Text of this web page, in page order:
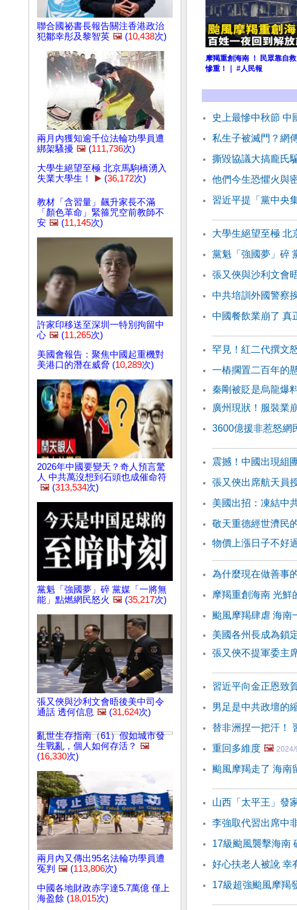
聯合國祕書長報告關注香港政治
犯鄒幸彤及黎智英 🖼️ (10,438次)
兩月內獲知逾千位法輪功學員遭
綁架騷擾 🖼️ (111,736次)
大學生絕望至極 北京馬駒橋湧入
失業大學生！
▶️ (36,172次)
教材「含習量」飆升家長不滿
「顏色革命」緊箍咒空前教師不
安 🖼️ (11,145次)
許家印移送至深圳一特別拘留中
心 🖼️ (11,265次)
美國會報告：聚焦中國起重機對
美港口的潛在威脅 (10,289次)
2026年中國要變天？奇人預言驚
人 中共萬沒想到石頭也成催命符
🖼️ (313,534次)
黨魁「強國夢」碎 黨媒「一將無
能」點燃網民怒火 🖼️ (35,217次)
張又俠與沙利文會晤後美中司令
通話 透何信息 🖼️ (31,624次)
亂世生存指南（61）假如城市發
生戰亂，個人如何存活？ 🖼️
(16,330次)
兩月內又傳出95名法輪功學員遭
冤判 🖼️ (113,806次)
中國各地財政赤字達5.7萬億 僅上
海盈餘 (18,015次)
摩羯重創海南 ！ 民眾靠自
慘重！｜ #人民報
史上最慘中秋節 中
私生子被滅門？網
撕毀協議大搞龐氏
他們今生恐懼火與
習近平提「黨中央
大學生絕望至極 北
黨魁「強國夢」碎
張又俠與沙利文會
中共培訓外國警察
中國餐飲業崩了 真
罕見！紅二代撰文
一樁擱置二百年的
秦剛被貶是烏龍爆
廣州現狀！服裝業
3600億援非惹怒網
震撼！中國出現組
張又俠出席航天員
美國出招：凍結中
敬天重德經世濟民
物價上漲日子不好
為什麼現在做善事
摩羯重創海南 光鮮
颱風摩羯肆虐 海南
美國各州長成為鎖
張又俠不提軍委主
習近平向金正恩致
男足是中共政壇的
替非洲捏一把汗！
重回多維度 🖼️ 2024/
颱風摩羯走了 海南
山西「太平王」發
李強取代習出席中
17級颱風襲擊海南
好心扶老人被訛 幸
17級超強颱風摩羯